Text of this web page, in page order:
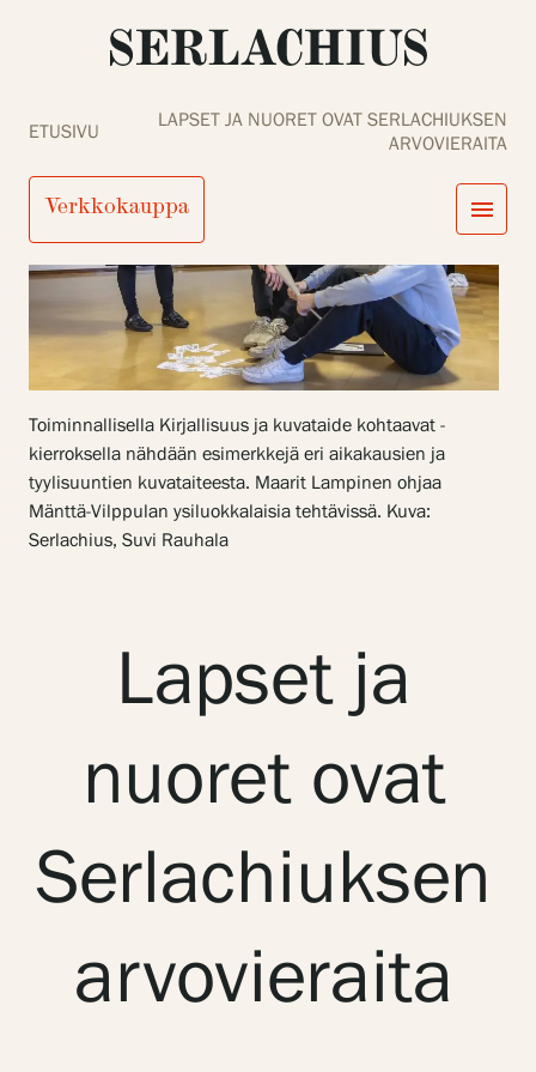
Tule meille
Näyttelyt
Tapahtumat
Palvelumme
Kokoelmat ja museo
Serlachius Residenssi
SERLACHIUS+
ETUSIVU
LAPSET JA NUORET OVAT SERLACHIUKSEN
ARVOVIERAITA
Verkkokauppa menu
close
searchHakufiensvja
Tule meille
Tapahtumat
Palvelumme
Kokoelmat ja museo
Serlachius Residenssi
Toiminnallisella Kirjallisuus ja kuvataide kohtaavat -
kierroksella nähdään esimerkkejä eri aikakausien ja
tyylisuuntien kuvataiteesta. Maarit Lampinen ohjaa
Mänttä-Vilppulan ysiluokkalaisia tehtävissä. Kuva:
Serlachius, Suvi Rauhala
Lapset ja
nuoret ovat
Serlachiuksen
arvovieraita